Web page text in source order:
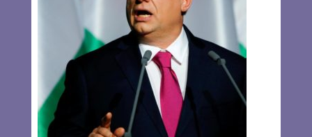
deapănă amintiri comune şi cântă cu toţii, din suflet, „Mulţi
ani să trăiască!” . Frumoasele aniversări memorabile
jalonează viața unui om şi dau speranţa unui viitor mai
Read more…
JAN 18, 2018 4 COMMENTS